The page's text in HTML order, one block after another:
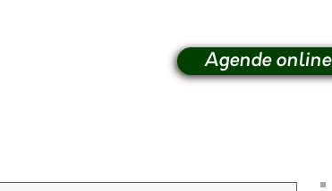
Agende online